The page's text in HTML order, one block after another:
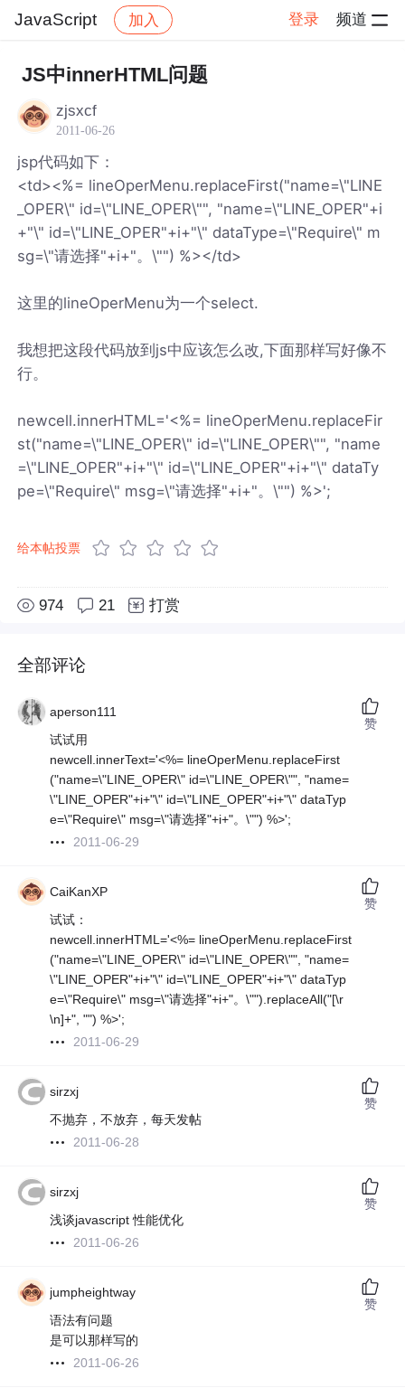
JavaScript 加入 登录 频道
社区 JavaScript 帖子详情
JS中innerHTML问题
zjsxcf
2011-06-26
jsp代码如下：
<td><%= lineOperMenu.replaceFirst("name=\"LINE
_OPER\" id=\"LINE_OPER\"", "name=\"LINE_OPER"+i
+"\" id=\"LINE_OPER"+i+"\" dataType=\"Require\" m
sg=\"请选择"+i+"。\"") %></td>
这里的lineOperMenu为一个select.
我想把这段代码放到js中应该怎么改,下面那样写好像不
行。
newcell.innerHTML='<%= lineOperMenu.replaceFir
st("name=\"LINE_OPER\" id=\"LINE_OPER\"", "name
=\"LINE_OPER"+i+"\" id=\"LINE_OPER"+i+"\" dataTy
pe=\"Require\" msg=\"请选择"+i+"。\"") %>';
给本帖投票
974 21 打赏
全部评论
aperson111
试试用
newcell.innerText='<%= lineOperMenu.replaceFirst
("name=\"LINE_OPER\" id=\"LINE_OPER\"", "name=
\"LINE_OPER"+i+"\" id=\"LINE_OPER"+i+"\" dataTyp
e=\"Require\" msg=\"请选择"+i+"。\"") %>';
2011-06-29
赞
CaiKanXP
试试：
newcell.innerHTML='<%= lineOperMenu.replaceFirst
("name=\"LINE_OPER\" id=\"LINE_OPER\"", "name=
\"LINE_OPER"+i+"\" id=\"LINE_OPER"+i+"\" dataTyp
e=\"Require\" msg=\"请选择"+i+"。\"").replaceAll("[\r
\n]+", "") %>';
2011-06-29
赞
sirzxj
不抛弃，不放弃，每天发帖
2011-06-28
赞
sirzxj
浅谈javascript 性能优化
2011-06-26
赞
jumpheightway
语法有问题
是可以那样写的
2011-06-26
赞